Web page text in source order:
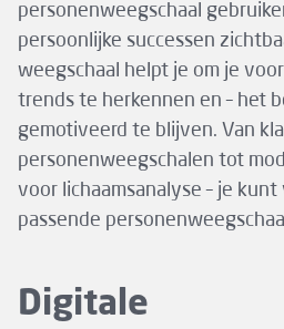
personenweegschaal
persoonlijke successen
weegschaal helpt je om je
trends te herkennen en – het
gemotiveerd te blijven. Van
personenweegschalen tot
voor lichaamsanalyse – je
passende
Digitale